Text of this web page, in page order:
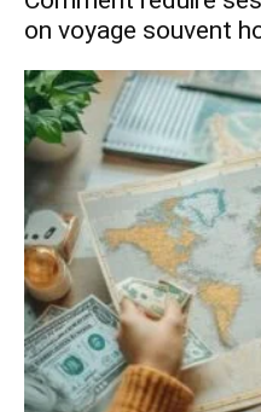
on voyage souvent